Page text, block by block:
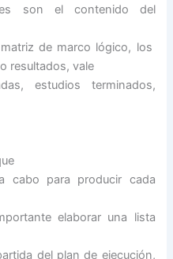
son el contenido del
de marco lógico, los
resultados, vale
estudios terminados,
cabo para producir cada
elaborar una lista
del plan de ejecución,